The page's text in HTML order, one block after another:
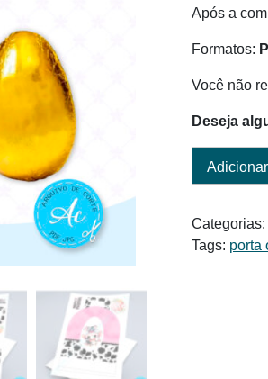
Após a
Formatos:
Você não
Deseja
Categorias:
Tags: porta